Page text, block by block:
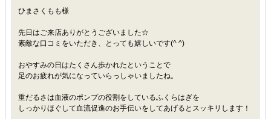
ひまさくもも様
先日はご来店ありがとうございました☆
素敵な口コミをいただき、とっても嬉しいです(^ ^)
おやすみの日はたくさん歩かれたということで
足のお疲れが気になっていらっしゃいましたね。
重だるさは血液のポンプの役割をしているふくらはぎを
しっかりほぐして血流促進のお手伝いをしてあげるとスッキリします！